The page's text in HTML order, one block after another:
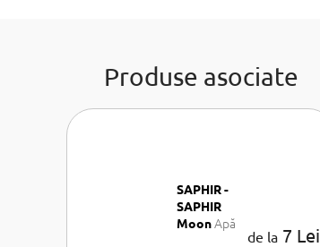
Produse asociate
SAPHIR -
SAPHIR
MoonApă
de la7 Lei